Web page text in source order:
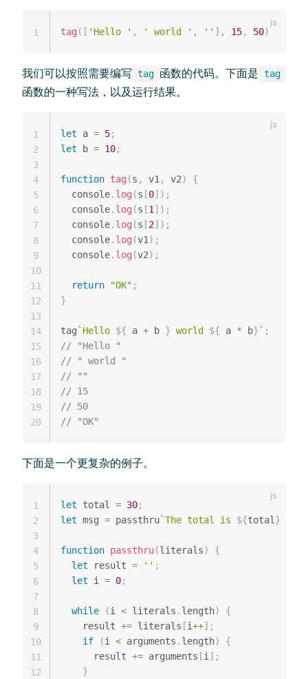
tag ( [ 'Hello ' , ' world ' , '' ] , 15, 50)
1
我们可以按照需要编写 tag 函数的代码。下面是 tag
函数的一种写法，以及运行结果。
let a = 5;
let b = 10;
function tag (s , v1 , v2)
{
  console
. log (s [0] ) ;
  console
. log (s [1 ] ) ;
  console
. log (s [2] ) ;
  console
. log (v1 ) ;
  console
. log (v2) ;
return "OK" ;
}
tag` Hello ${ a + b } world ${ a * b}` ;
// "Hello "
// " world "
// ""
// 15
// 50
// "OK"
1
2
3
4
5
6
7
8
9
10
11
12
13
14
15
16
17
18
19
20
下面是一个更复杂的例子。
let total = 30;
let msg = passthru`The total is ${total }
function passthru(literals)
{
let result = '' ;
let i = 0;
while (i < literals . length)
{
    result
+= literals [i++] ;
if
(i < arguments . length)
{
      result
+= arguments [i ] ;
}
1
2
3
4
5
6
7
8
9
10
11
12